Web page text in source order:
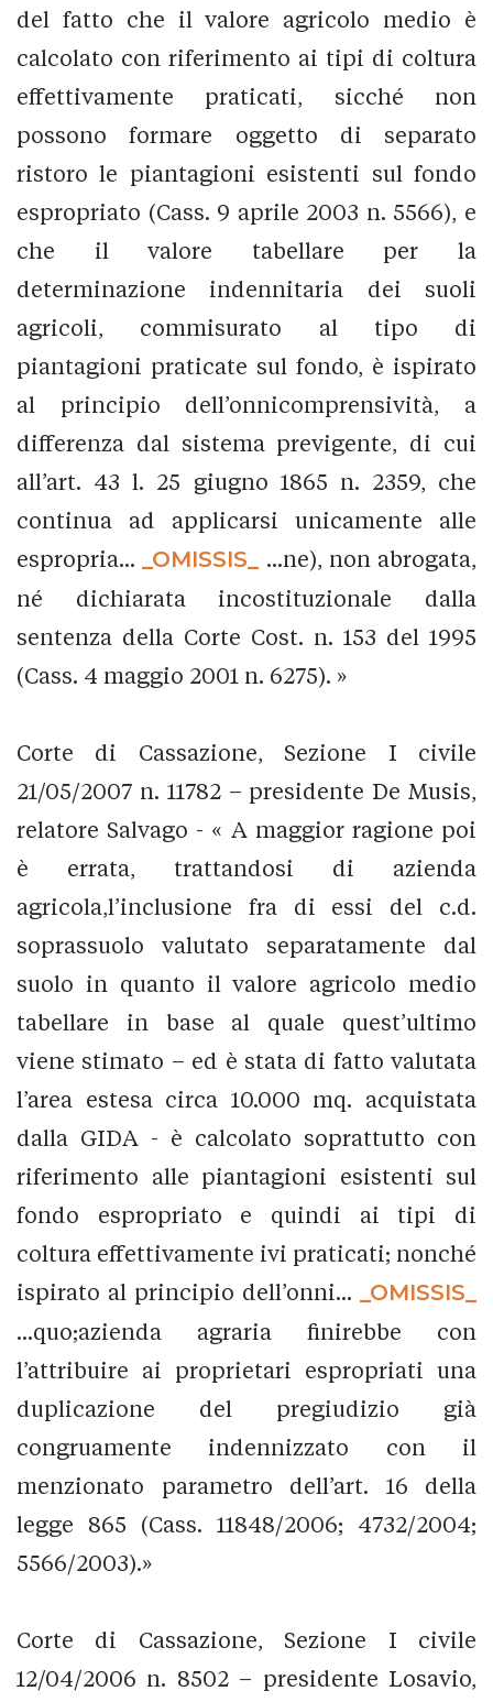
del fatto che il valore agricolo medio è
calcolato con riferimento ai tipi di coltura
effettivamente praticati, sicché non
possono formare oggetto di separato
ristoro le piantagioni esistenti sul fondo
espropriato (Cass. 9 aprile 2003 n. 5566), e
che il valore tabellare per la
determinazione indennitaria dei suoli
agricoli, commisurato al tipo di
piantagioni praticate sul fondo, è ispirato
al principio dell’onnicomprensività, a
differenza dal sistema previgente, di cui
all’art. 43 l. 25 giugno 1865 n. 2359, che
continua ad applicarsi unicamente alle
espropria...
_OMISSIS_
...ne), non abrogata,
né dichiarata incostituzionale dalla
sentenza della Corte Cost. n. 153 del 1995
(Cass. 4 maggio 2001 n. 6275). »
Corte di Cassazione, Sezione I civile
21/05/2007 n. 11782 – presidente De Musis,
relatore Salvago - « A maggior ragione poi
è errata, trattandosi di azienda
agricola,l’inclusione fra di essi del c.d.
soprassuolo valutato separatamente dal
suolo in quanto il valore agricolo medio
tabellare in base al quale quest’ultimo
viene stimato – ed è stata di fatto valutata
l’area estesa circa 10.000 mq. acquistata
dalla GIDA - è calcolato soprattutto con
riferimento alle piantagioni esistenti sul
fondo espropriato e quindi ai tipi di
coltura effettivamente ivi praticati; nonché
ispirato al principio dell’onni...
_OMISSIS_
...quo;azienda agraria finirebbe con
l’attribuire ai proprietari espropriati una
duplicazione del pregiudizio già
congruamente indennizzato con il
menzionato parametro dell’art. 16 della
legge 865 (Cass. 11848/2006; 4732/2004;
5566/2003).»
Corte di Cassazione, Sezione I civile
12/04/2006 n. 8502 – presidente Losavio,